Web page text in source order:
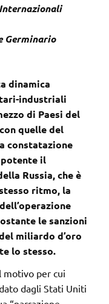
Germinario
dinamica
industriali
di Paesi del
quelle del
constatazione
il
Russia, che è
ritmo, la
le sanzioni
miliardo d’oro
lo stesso.
motivo per cui
dagli Stati Uniti